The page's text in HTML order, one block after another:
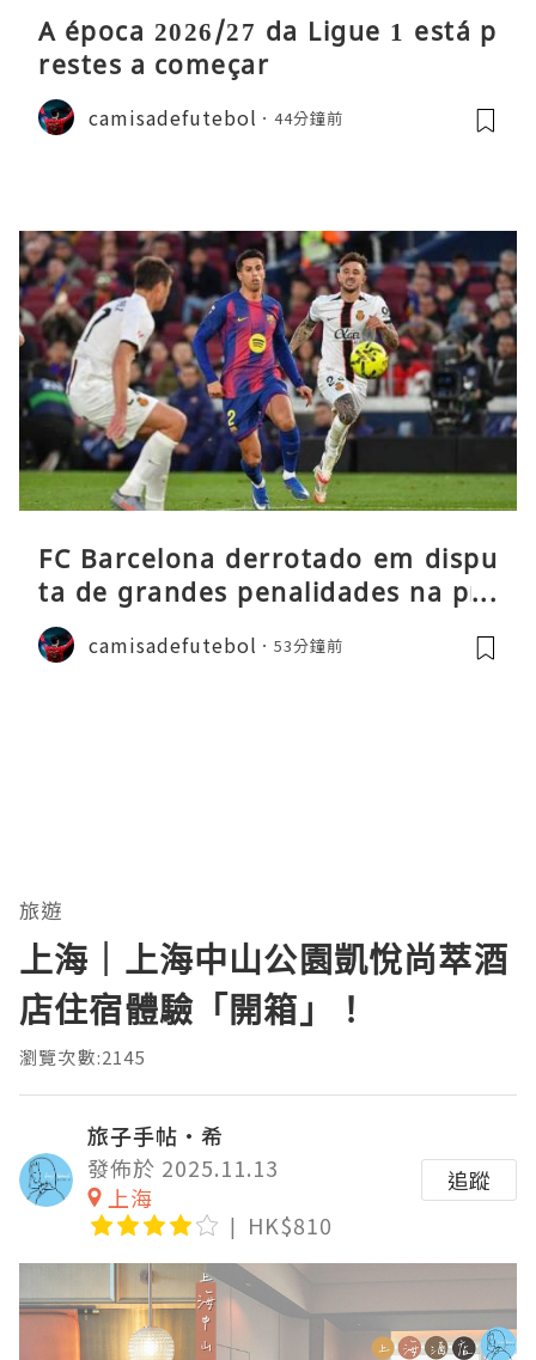
A época 2026/27 da Ligue 1 está p
restes a começar
camisadefutebol 44分鐘前
FC Barcelona derrotado em dispu
ta de grandes penalidades na pré
-época
camisadefutebol 53分鐘前
旅遊
上海｜上海中山公園凱悅尚萃酒
店住宿體驗「開箱」！
瀏覽次數:2145
旅子手帖·希
發佈於 2025.11.13
上海
HK$810
追蹤